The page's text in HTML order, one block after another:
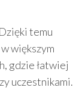
temu
większym
gdzie łatwiej
uczestnikami.